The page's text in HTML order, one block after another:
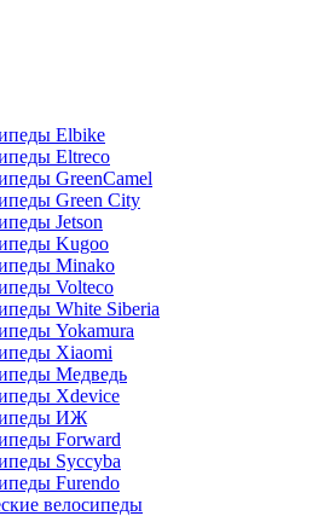
Elbike
Eltreco
GreenCamel
Green City
Jetson
Kugoo
Minako
Volteco
White Siberia
Yokamura
Xiaomi
Медведь
Xdevice
ИЖ
Forward
Syccyba
Furendo
велосипеды